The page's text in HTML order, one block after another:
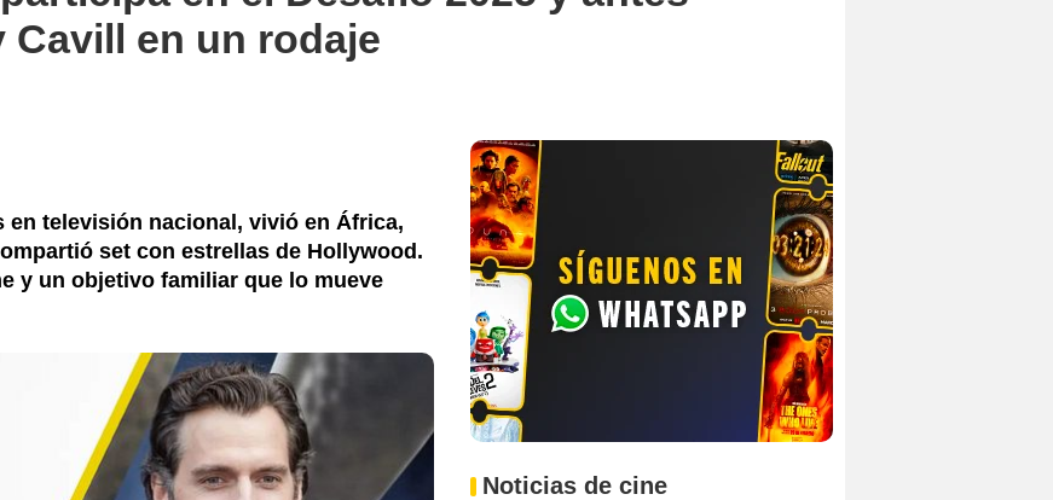
en un rodaje
en televisión nacional, vivió en África,
set con estrellas de Hollywood.
y un objetivo familiar que lo mueve
Noticias de cine